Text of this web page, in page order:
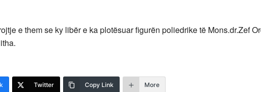
e them se ky libër e ka plotësuar figurën poliedrike të Mons.dr.Zef
Twitter Copy Link More